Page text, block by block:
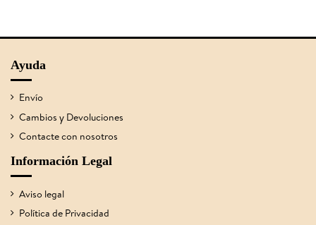
Ayuda
Envío
Cambios y Devoluciones
Contacte con nosotros
Información Legal
Aviso legal
Política de Privacidad